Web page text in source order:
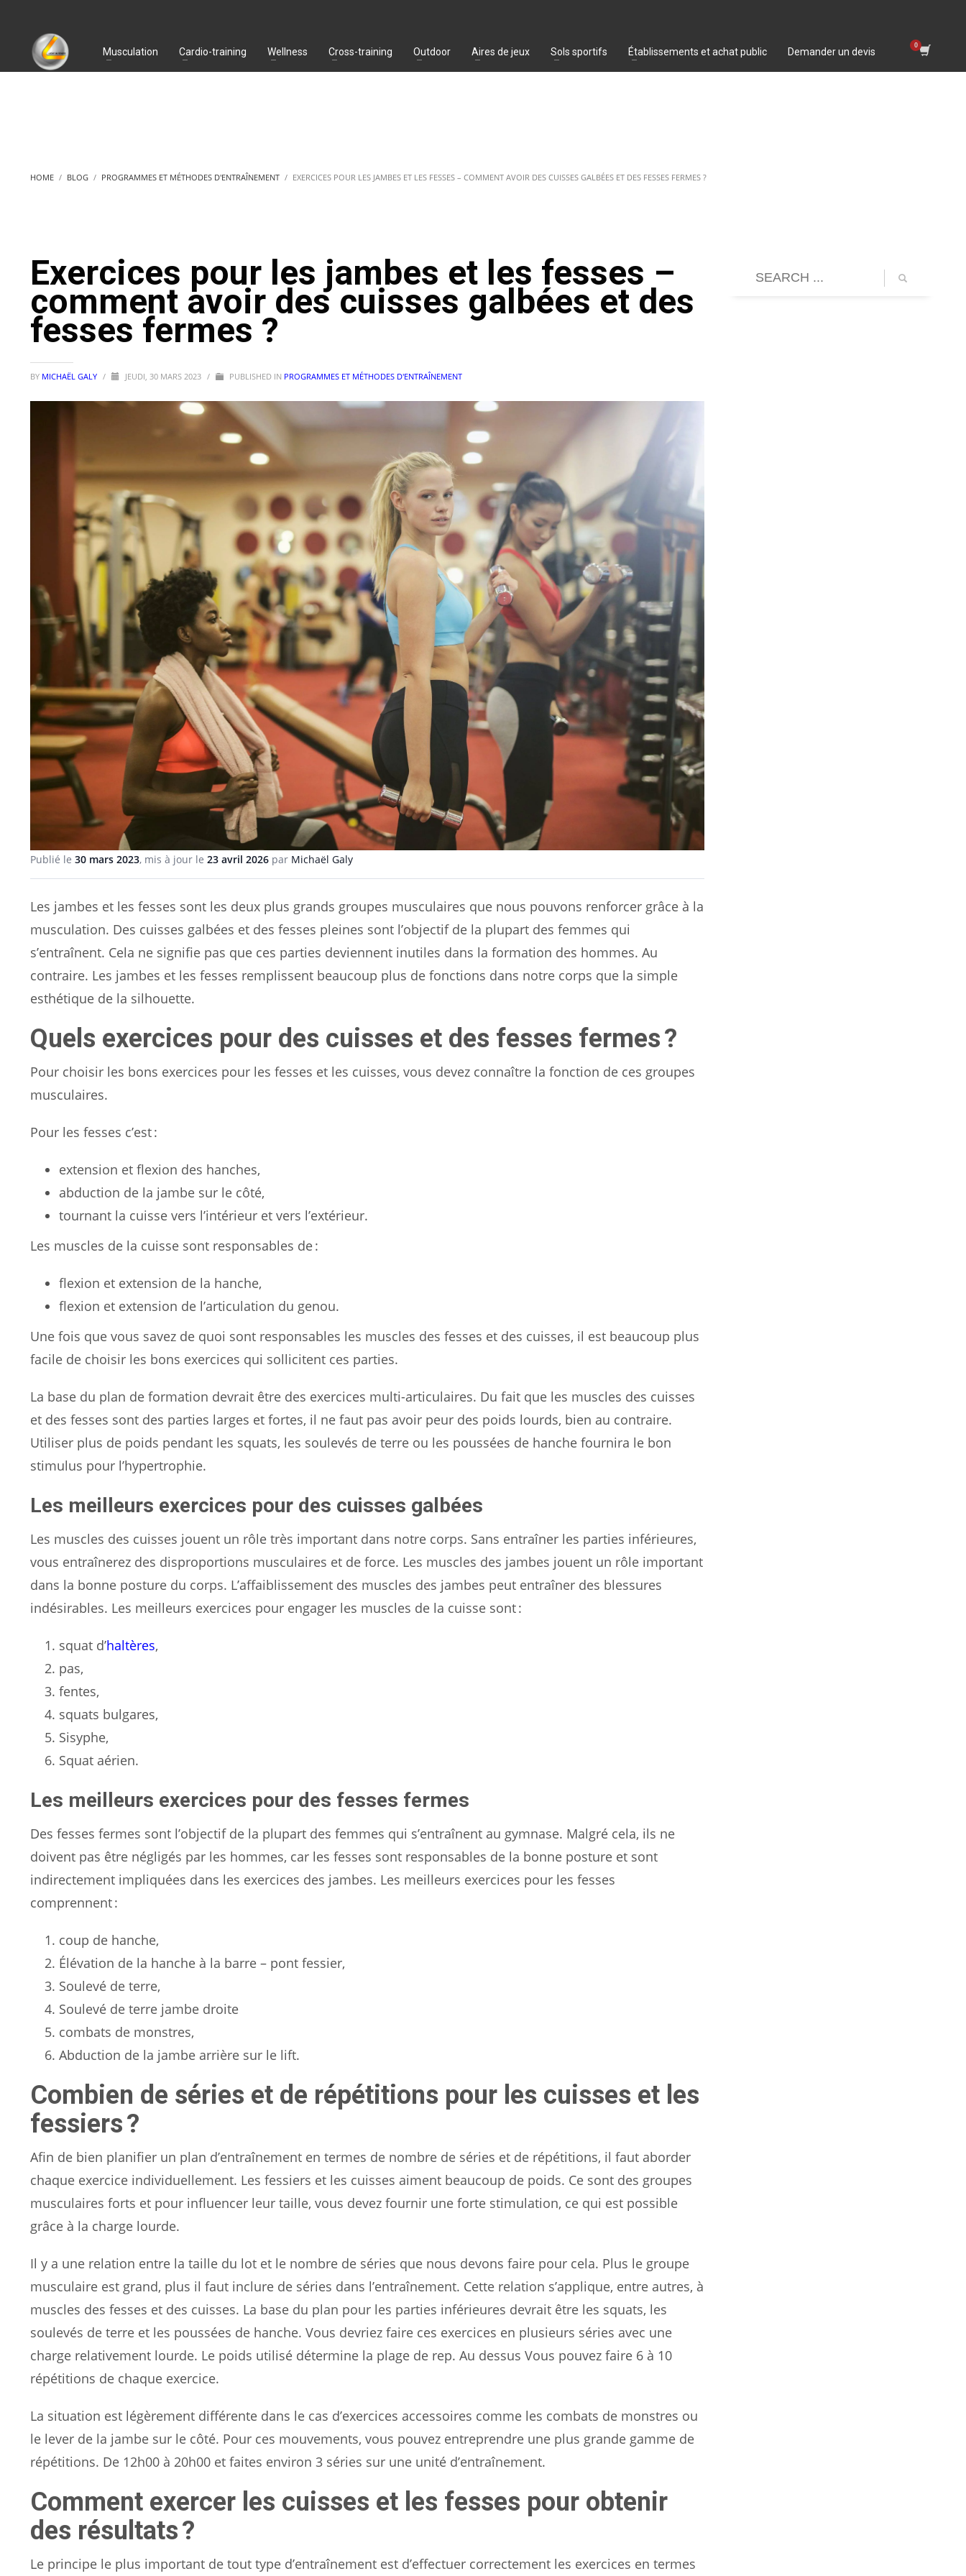
Musculation Cardio-training Wellness Cross-training Outdoor Aires de jeux Sols sportifs Établissements et achat public Demander un devis
HOME BLOG PROGRAMMES ET MÉTHODES D'ENTRAÎNEMENT EXERCICES POUR LES JAMBES ET LES FESSES – COMMENT AVOIR DES CUISSES GALBÉES ET DES FESSES FERMES ?
Exercices pour les jambes et les fesses –
comment avoir des cuisses galbées et des
fesses fermes ?
BY MICHAËL GALY / JEUDI, 30 MARS 2023 / PUBLISHED IN PROGRAMMES ET MÉTHODES D'ENTRAÎNEMENT
Publié le 30 mars 2023, mis à jour le 23 avril 2026 par Michaël Galy
Les jambes et les fesses sont les deux plus grands groupes musculaires que nous pouvons renforcer grâce à la
musculation. Des cuisses galbées et des fesses pleines sont l’objectif de la plupart des femmes qui
s’entraînent. Cela ne signifie pas que ces parties deviennent inutiles dans la formation des hommes. Au
contraire. Les jambes et les fesses remplissent beaucoup plus de fonctions dans notre corps que la simple
esthétique de la silhouette.
Quels exercices pour des cuisses et des fesses fermes ?
Pour choisir les bons exercices pour les fesses et les cuisses, vous devez connaître la fonction de ces groupes
musculaires.
Pour les fesses c’est :
extension et flexion des hanches,
abduction de la jambe sur le côté,
tournant la cuisse vers l’intérieur et vers l’extérieur.
Les muscles de la cuisse sont responsables de :
flexion et extension de la hanche,
flexion et extension de l’articulation du genou.
Une fois que vous savez de quoi sont responsables les muscles des fesses et des cuisses, il est beaucoup plus
facile de choisir les bons exercices qui sollicitent ces parties.
La base du plan de formation devrait être des exercices multi-articulaires. Du fait que les muscles des cuisses
et des fesses sont des parties larges et fortes, il ne faut pas avoir peur des poids lourds, bien au contraire.
Utiliser plus de poids pendant les squats, les soulevés de terre ou les poussées de hanche fournira le bon
stimulus pour l’hypertrophie.
Les meilleurs exercices pour des cuisses galbées
Les muscles des cuisses jouent un rôle très important dans notre corps. Sans entraîner les parties inférieures,
vous entraînerez des disproportions musculaires et de force. Les muscles des jambes jouent un rôle important
dans la bonne posture du corps. L’affaiblissement des muscles des jambes peut entraîner des blessures
indésirables. Les meilleurs exercices pour engager les muscles de la cuisse sont :
squat d’haltères,
pas,
fentes,
squats bulgares,
Sisyphe,
Squat aérien.
Les meilleurs exercices pour des fesses fermes
Des fesses fermes sont l’objectif de la plupart des femmes qui s’entraînent au gymnase. Malgré cela, ils ne
doivent pas être négligés par les hommes, car les fesses sont responsables de la bonne posture et sont
indirectement impliquées dans les exercices des jambes. Les meilleurs exercices pour les fesses
comprennent :
coup de hanche,
Élévation de la hanche à la barre – pont fessier,
Soulevé de terre,
Soulevé de terre jambe droite
combats de monstres,
Abduction de la jambe arrière sur le lift.
Combien de séries et de répétitions pour les cuisses et les
fessiers ?
Afin de bien planifier un plan d’entraînement en termes de nombre de séries et de répétitions, il faut aborder
chaque exercice individuellement. Les fessiers et les cuisses aiment beaucoup de poids. Ce sont des groupes
musculaires forts et pour influencer leur taille, vous devez fournir une forte stimulation, ce qui est possible
grâce à la charge lourde.
Il y a une relation entre la taille du lot et le nombre de séries que nous devons faire pour cela. Plus le groupe
musculaire est grand, plus il faut inclure de séries dans l’entraînement. Cette relation s’applique, entre autres, à
muscles des fesses et des cuisses. La base du plan pour les parties inférieures devrait être les squats, les
soulevés de terre et les poussées de hanche. Vous devriez faire ces exercices en plusieurs séries avec une
charge relativement lourde. Le poids utilisé détermine la plage de rep. Au dessus Vous pouvez faire 6 à 10
répétitions de chaque exercice.
La situation est légèrement différente dans le cas d’exercices accessoires comme les combats de monstres ou
le lever de la jambe sur le côté. Pour ces mouvements, vous pouvez entreprendre une plus grande gamme de
répétitions. De 12h00 à 20h00 et faites environ 3 séries sur une unité d’entraînement.
Comment exercer les cuisses et les fesses pour obtenir
des résultats ?
Le principe le plus important de tout type d’entraînement est d’effectuer correctement les exercices en termes